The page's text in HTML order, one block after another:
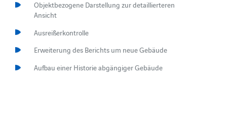
Objektbezogene Darstellung zur detaillierteren
Ansicht
Ausreißerkontrolle
Erweiterung des Berichts um neue Gebäude
Aufbau einer Historie abgängiger Gebäude